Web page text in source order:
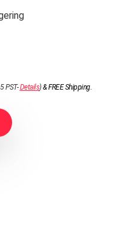
PST-Details)&FREE Shipping.